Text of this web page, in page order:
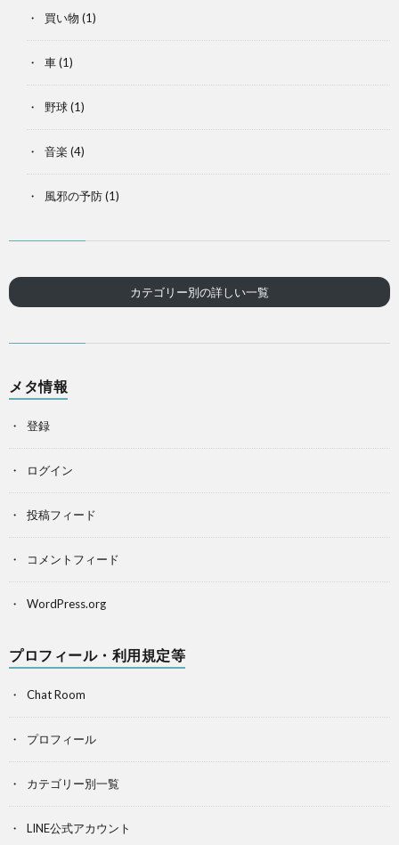
買い物 (1)
車(1)
野球(1)
音楽 (4)
風邪の予防(1)
カテゴリー別の詳しい一覧
メタ情報
登録
ログイン
投稿フィード
コメントフィード
WordPress.org
プロフィール・利用規定等
Chat Room
プロフィール
カテゴリー別一覧
LINE公式アカウント